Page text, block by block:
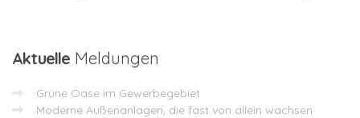
Aktuelle Meldungen
Grüne Oase im Gewerbegebiet
Moderne Außenanlagen, die fast von allein wachsen